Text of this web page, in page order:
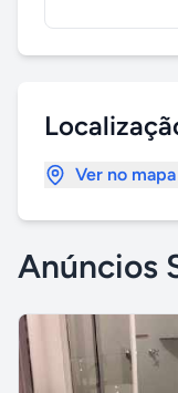
Ver no
Anúncios